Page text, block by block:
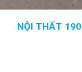
NỘI THẤT 190